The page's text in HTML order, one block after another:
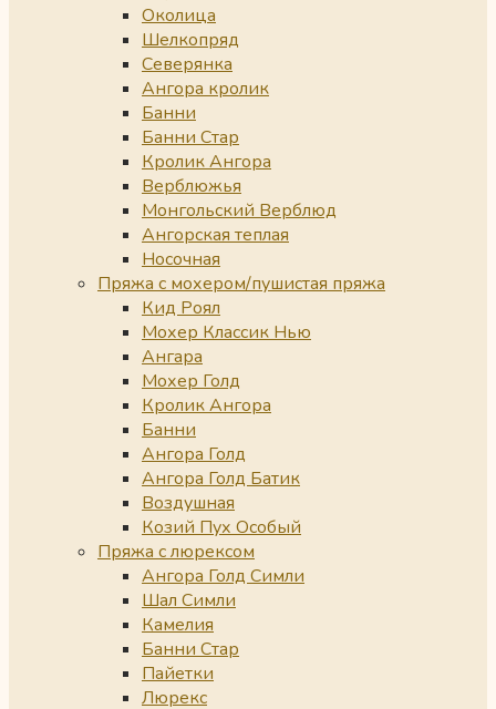
Околица
Шелкопряд
Северянка
Ангора кролик
Банни
Банни Стар
Кролик Ангора
Верблюжья
Монгольский Верблюд
Ангорская теплая
Носочная
Пряжа с мохером/пушистая пряжа
Кид Роял
Мохер Классик Нью
Ангара
Мохер Голд
Кролик Ангора
Банни
Ангора Голд
Ангора Голд Батик
Воздушная
Козий Пух Особый
Пряжа с люрексом
Ангора Голд Симли
Шал Симли
Камелия
Банни Стар
Пайетки
Люрекс